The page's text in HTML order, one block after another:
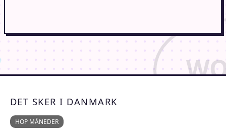
DET SKER I DANMARK
HOP MÅNEDER